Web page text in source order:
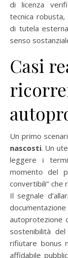
di licenza
tecnica
di tutela
senso
Casi
Un primo
nascosti. Un
leggere i
momento del
convertibili” che
Il segnale
autoprotezione
sostenibilità
rifiutare bonus
affidabile